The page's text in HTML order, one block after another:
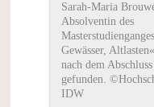
Sarah-Maria
Absolventin des
Gewässer,
nach dem
gefunden.
IDW